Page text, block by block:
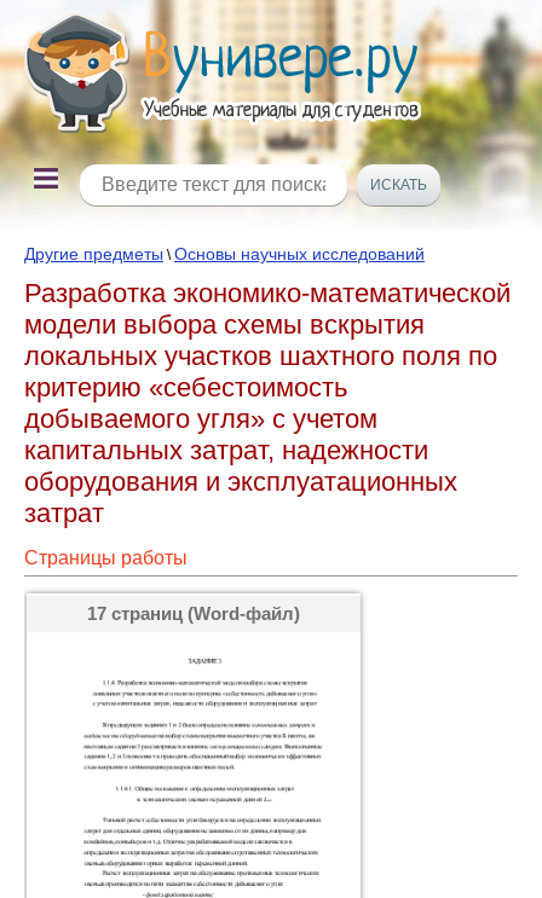
Другие предметы \Основы научных исследований
Разработка экономико-математической
модели выбора схемы вскрытия
локальных участков шахтного поля по
критерию «себестоимость
добываемого угля» с учетом
капитальных затрат, надежности
оборудования и эксплуатационных
затрат
Страницы работы
17 страниц (Word-файл)